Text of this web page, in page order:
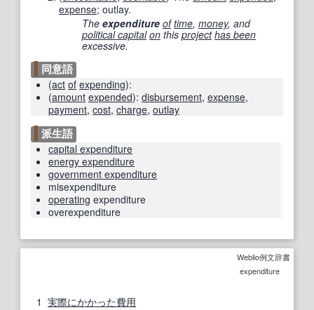
expense; outlay.
The expenditure of time, money, and
political capital on this project has been
excessive.
同意語
(act of expending):
(amount expended): disbursement, expense,
payment, cost, charge, outlay
派生語
capital expenditure
energy expenditure
government expenditure
misexpenditure
operating expenditure
overexpenditure
Weblio例文辞書
expenditure
1 実際にかかった費用